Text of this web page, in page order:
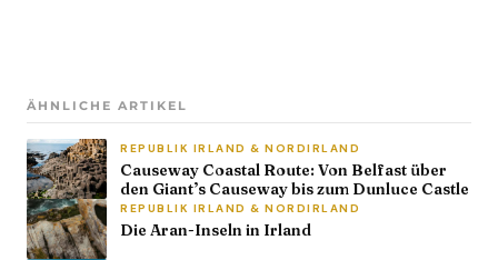
ÄHNLICHE ARTIKEL
REPUBLIK IRLAND & NORDIRLAND
Causeway Coastal Route: Von Belfast über
den Giant’s Causeway bis zum Dunluce Castle
REPUBLIK IRLAND & NORDIRLAND
Die Aran-Inseln in Irland